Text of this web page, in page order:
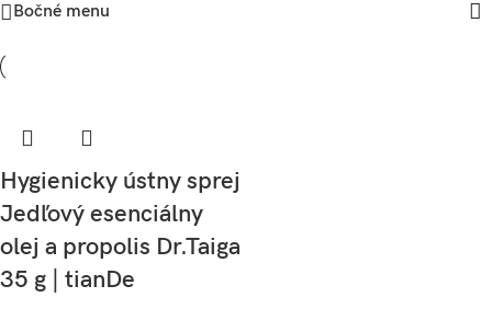
Bočné menu
Hygienicky ústny sprej
Jedľový esenciálny
olej a propolis Dr.Taiga
35 g | tianDe